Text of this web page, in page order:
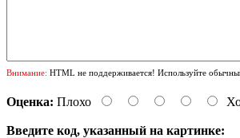
Внимание: HTML не поддерживается! Используйте
Оценка: Плохо
Введите код, указанный на картинке: